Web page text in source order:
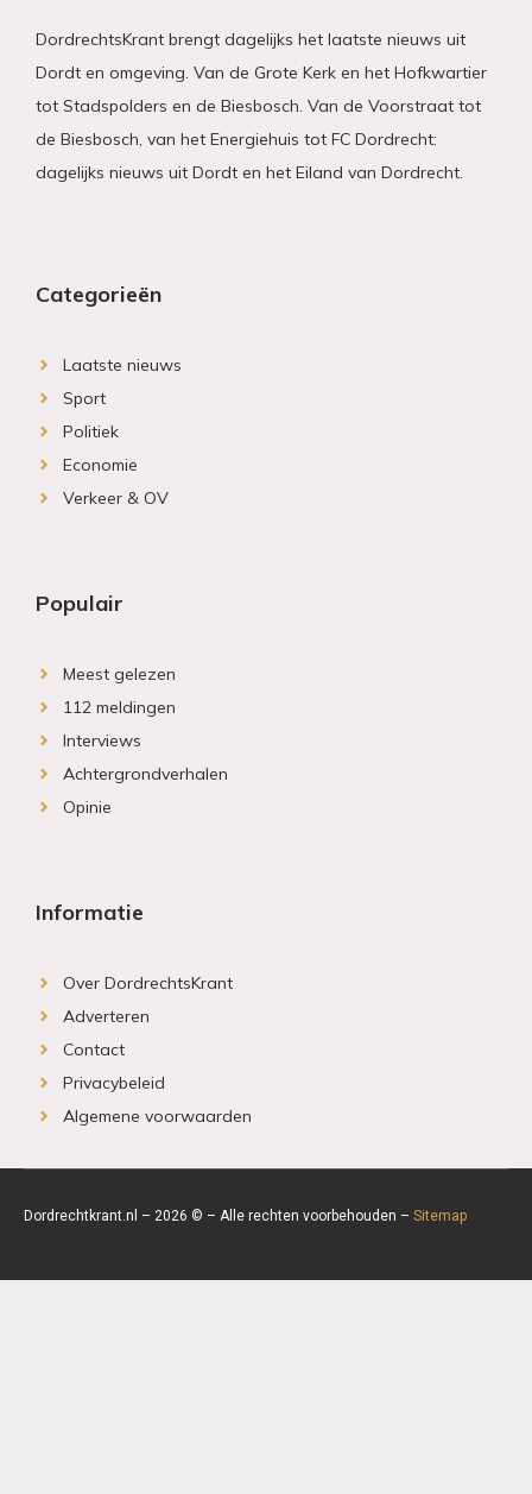
DordrechtsKrant brengt dagelijks het laatste nieuws uit
Dordt en omgeving. Van de Grote Kerk en het Hofkwartier
tot Stadspolders en de Biesbosch. Van de Voorstraat tot
de Biesbosch, van het Energiehuis tot FC Dordrecht:
dagelijks nieuws uit Dordt en het Eiland van Dordrecht.
Categorieën
Laatste nieuws
Sport
Politiek
Economie
Verkeer & OV
Populair
Meest gelezen
112 meldingen
Interviews
Achtergrondverhalen
Opinie
Informatie
Over DordrechtsKrant
Adverteren
Contact
Privacybeleid
Algemene voorwaarden
Dordrechtkrant.nl – 2026 © – Alle rechten voorbehouden – Sitemap